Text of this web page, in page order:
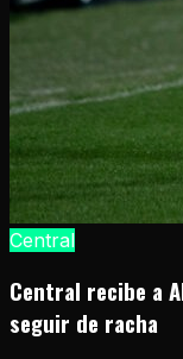
Central
Central recibe a
seguir de racha